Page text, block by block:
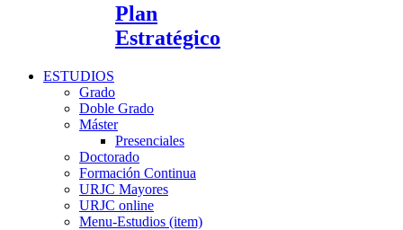
Plan
Estratégico
ESTUDIOS
Grado
Doble Grado
Máster
Presenciales
Doctorado
Formación Continua
URJC Mayores
URJC online
Menu-Estudios (item)